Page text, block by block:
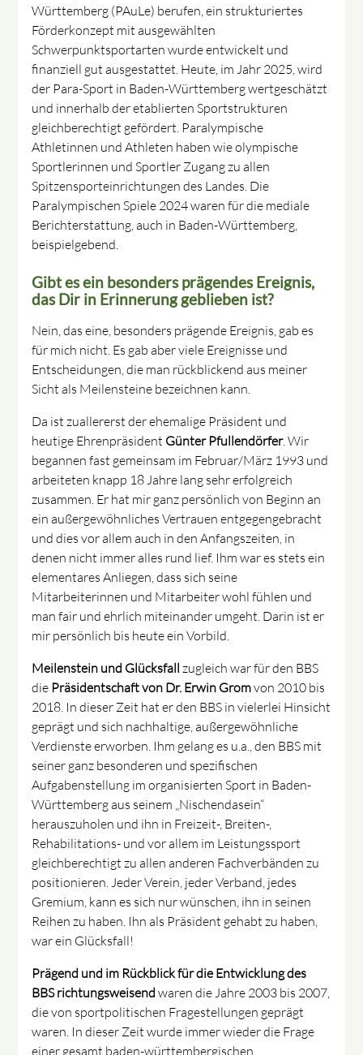
Württemberg (PAuLe) berufen, ein strukturiertes
Förderkonzept mit ausgewählten
Schwerpunktsportarten wurde entwickelt und
finanziell gut ausgestattet. Heute, im Jahr 2025, wird
der Para-Sport in Baden-Württemberg wertgeschätzt
und innerhalb der etablierten Sportstrukturen
gleichberechtigt gefördert. Paralympische
Athletinnen und Athleten haben wie olympische
Sportlerinnen und Sportler Zugang zu allen
Spitzensporteinrichtungen des Landes. Die
Paralympischen Spiele 2024 waren für die mediale
Berichterstattung, auch in Baden-Württemberg,
beispielgebend.
Gibt es ein besonders prägendes Ereignis,
das Dir in Erinnerung geblieben ist?
Nein, das eine, besonders prägende Ereignis, gab es
für mich nicht. Es gab aber viele Ereignisse und
Entscheidungen, die man rückblickend aus meiner
Sicht als Meilensteine bezeichnen kann.
Da ist zuallererst der ehemalige Präsident und
heutige Ehrenpräsident Günter Pfullendörfer. Wir
begannen fast gemeinsam im Februar/März 1993 und
arbeiteten knapp 18 Jahre lang sehr erfolgreich
zusammen. Er hat mir ganz persönlich von Beginn an
ein außergewöhnliches Vertrauen entgegengebracht
und dies vor allem auch in den Anfangszeiten, in
denen nicht immer alles rund lief. Ihm war es stets ein
elementares Anliegen, dass sich seine
Mitarbeiterinnen und Mitarbeiter wohl fühlen und
man fair und ehrlich miteinander umgeht. Darin ist er
mir persönlich bis heute ein Vorbild.
Meilenstein und Glücksfall zugleich war für den BBS
die Präsidentschaft von Dr. Erwin Gromvon 2010 bis
2018. In dieser Zeit hat er den BBS in vielerlei Hinsicht
geprägt und sich nachhaltige, außergewöhnliche
Verdienste erworben. Ihm gelang es u.a., den BBS mit
seiner ganz besonderen und spezifischen
Aufgabenstellung im organisierten Sport in Baden-
Württemberg aus seinem „Nischendasein“
herauszuholen und ihn in Freizeit-, Breiten-,
Rehabilitations- und vor allem im Leistungssport
gleichberechtigt zu allen anderen Fachverbänden zu
positionieren. Jeder Verein, jeder Verband, jedes
Gremium, kann es sich nur wünschen, ihn in seinen
Reihen zu haben. Ihn als Präsident gehabt zu haben,
war ein Glücksfall!
Prägend und im Rückblick für die Entwicklung des
BBS richtungsweisend waren die Jahre 2003 bis 2007,
die von sportpolitischen Fragestellungen geprägt
waren. In dieser Zeit wurde immer wieder die Frage
einer gesamt baden-württembergischen